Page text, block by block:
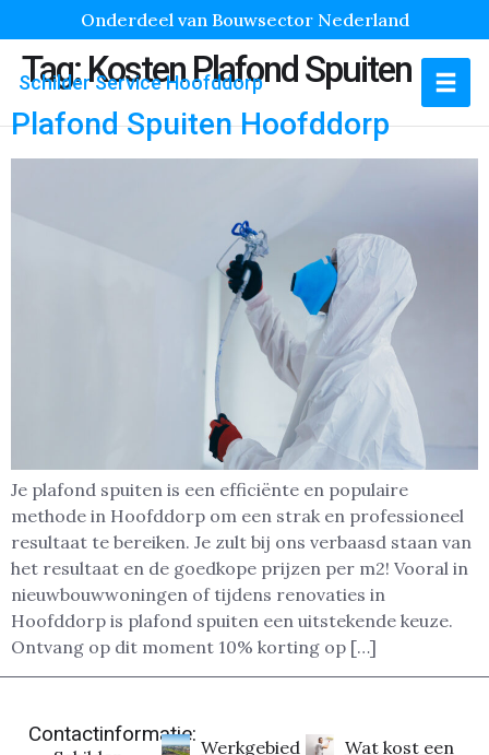
Onderdeel van Bouwsector Nederland
Schilder Service Hoofddorp
Tag:Kosten Plafond Spuiten
Plafond Spuiten Hoofddorp
Je plafond spuiten is een efficiënte en populaire
methode in Hoofddorp om een strak en professioneel
resultaat te bereiken. Je zult bij ons verbaasd staan van
het resultaat en de goedkope prijzen per m2! Vooral in
nieuwbouwwoningen of tijdens renovaties in
Hoofddorp is plafond spuiten een uitstekende keuze.
Ontvang op dit moment 10% korting op […]
Contactinformatie:
Werkgebied
Wat kost een